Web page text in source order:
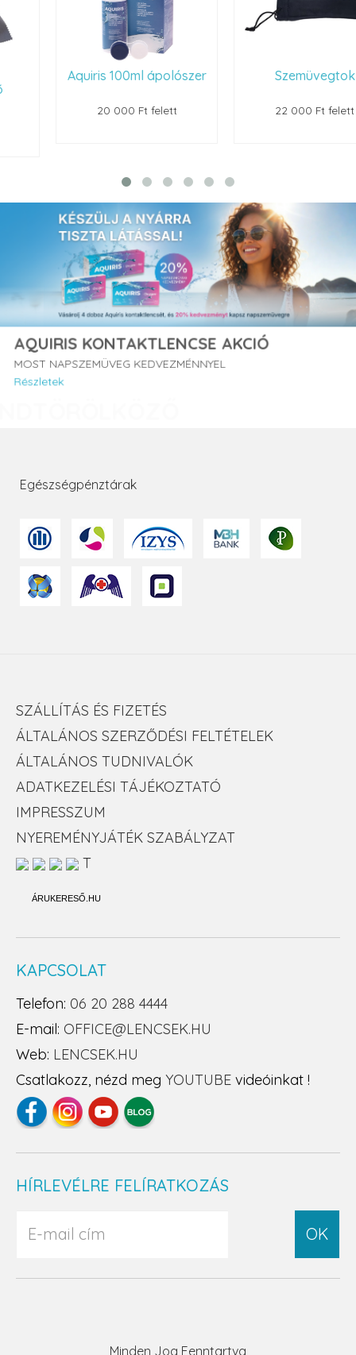
Aquiris 100ml ápolószer
20 000 Ft felett
Szemüvegtok
22 000 Ft felett
AQUIRIS KONTAKTLENCSE AKCIÓ
MOST NAPSZEMÜVEG KEDVEZMÉNNYEL
Részletek
Egészségpénztárak
SZÁLLÍTÁS ÉS FIZETÉS
ÁLTALÁNOS SZERZŐDÉSI FELTÉTELEK
ÁLTALÁNOS TUDNIVALÓK
ADATKEZELÉSI TÁJÉKOZTATÓ
IMPRESSZUM
NYEREMÉNYJÁTÉK SZABÁLYZAT
T
ÁRUKERESŐ.HU
KAPCSOLAT
Telefon: 06 20 288 4444
E-mail: OFFICE@LENCSEK.HU
Web: LENCSEK.HU
Csatlakozz, nézd meg YOUTUBE videóinkat !
HÍRLEVÉLRE FELÍRATKOZÁS
OK
Minden Jog Fenntartva